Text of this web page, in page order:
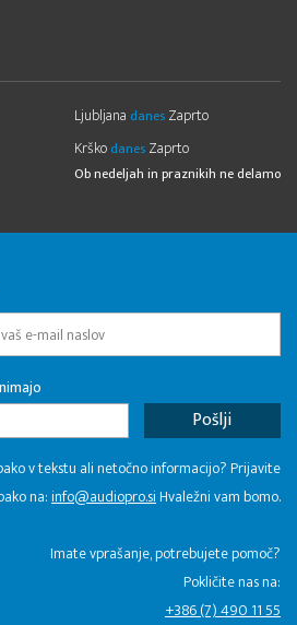
Ljubljana danes Zaprto
Krško danes Zaprto
Ob nedeljah in praznikih ne delamo
v tekstu ali netočno informacijo? Prijavite
na:info@audiopro.siHvaležni vam bomo.
Imate vprašanje, potrebujete pomoč?
Pokličite nas na:
+386 (7) 490 11 55